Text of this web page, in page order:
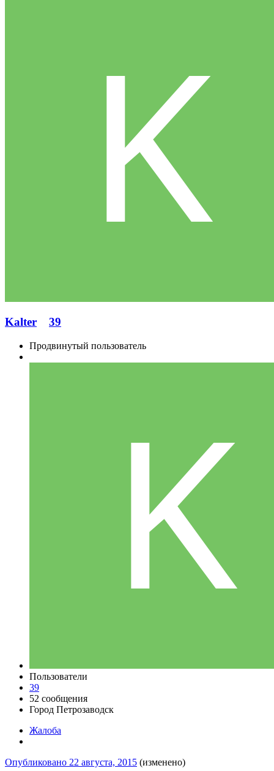
Kalter 39
Продвинутый пользователь
Пользователи
39
52 сообщения
Город Петрозаводск
Жалоба
Опубликовано 22 августа, 2015 (изменено)